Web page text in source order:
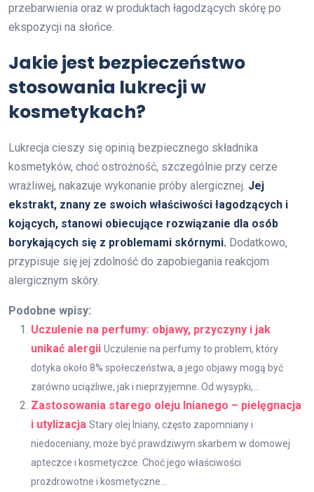
przebarwienia oraz w produktach łagodzących skórę po
ekspozycji na słońce.
Jakie jest bezpieczeństwo
stosowania lukrecji w
kosmetykach?
Lukrecja cieszy się opinią bezpiecznego składnika
kosmetyków, choć ostrożność, szczególnie przy cerze
wrażliwej, nakazuje wykonanie próby alergicznej. Jej
ekstrakt, znany ze swoich właściwości łagodzących i
kojących, stanowi obiecujące rozwiązanie dla osób
borykających się z problemami skórnymi. Dodatkowo,
przypisuje się jej zdolność do zapobiegania reakcjom
alergicznym skóry.
Podobne wpisy:
Uczulenie na perfumy: objawy, przyczyny i jak
unikać alergii Uczulenie na perfumy to problem, który
dotyka około 8% społeczeństwa, a jego objawy mogą być
zarówno uciążliwe, jak i nieprzyjemne. Od wysypki,...
Zastosowania starego oleju lnianego – pielęgnacja
i utylizacja Stary olej lniany, często zapomniany i
niedoceniany, może być prawdziwym skarbem w domowej
apteczce i kosmetyczce. Choć jego właściwości
prozdrowotne i kosmetyczne...